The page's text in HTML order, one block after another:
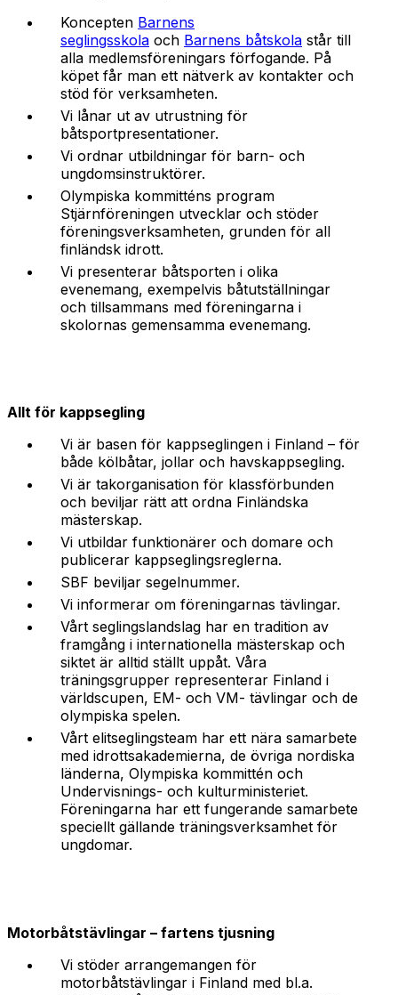
Koncepten Barnens
seglingsskola och Barnens båtskola står till
alla medlemsföreningars förfogande. På
köpet får man ett nätverk av kontakter och
stöd för verksamheten.
Vi lånar ut av utrustning för
båtsportpresentationer.
Vi ordnar utbildningar för barn- och
ungdomsinstruktörer.
Olympiska kommitténs program
Stjärnföreningen utvecklar och stöder
föreningsverksamheten, grunden för all
finländsk idrott.
Vi presenterar båtsporten i olika
evenemang, exempelvis båtutställningar
och tillsammans med föreningarna i
skolornas gemensamma evenemang.
Allt för kappsegling
Vi är basen för kappseglingen i Finland – för
både kölbåtar, jollar och havskappsegling.
Vi är takorganisation för klassförbunden
och beviljar rätt att ordna Finländska
mästerskap.
Vi utbildar funktionärer och domare och
publicerar kappseglingsreglerna.
SBF beviljar segelnummer.
Vi informerar om föreningarnas tävlingar.
Vårt seglingslandslag har en tradition av
framgång i internationella mästerskap och
siktet är alltid ställt uppåt. Våra
träningsgrupper representerar Finland i
världscupen, EM- och VM- tävlingar och de
olympiska spelen.
Vårt elitseglingsteam har ett nära samarbete
med idrottsakademierna, de övriga nordiska
länderna, Olympiska kommittén och
Undervisnings- och kulturministeriet.
Föreningarna har ett fungerande samarbete
speciellt gällande träningsverksamhet för
ungdomar.
Motorbåtstävlingar – fartens tjusning
Vi stöder arrangemangen för
motorbåtstävlingar i Finland med bl.a.